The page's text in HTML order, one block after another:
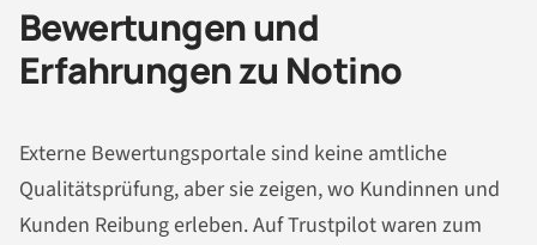
Bewertungen und
Erfahrungen zu Notino
Externe Bewertungsportale sind keine amtliche
Qualitätsprüfung, aber sie zeigen, wo Kundinnen und
Kunden Reibung erleben. Auf Trustpilot waren zum